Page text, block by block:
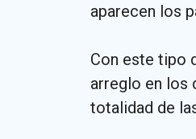
aparecen los
Con este tipo
arreglo en los
totalidad de